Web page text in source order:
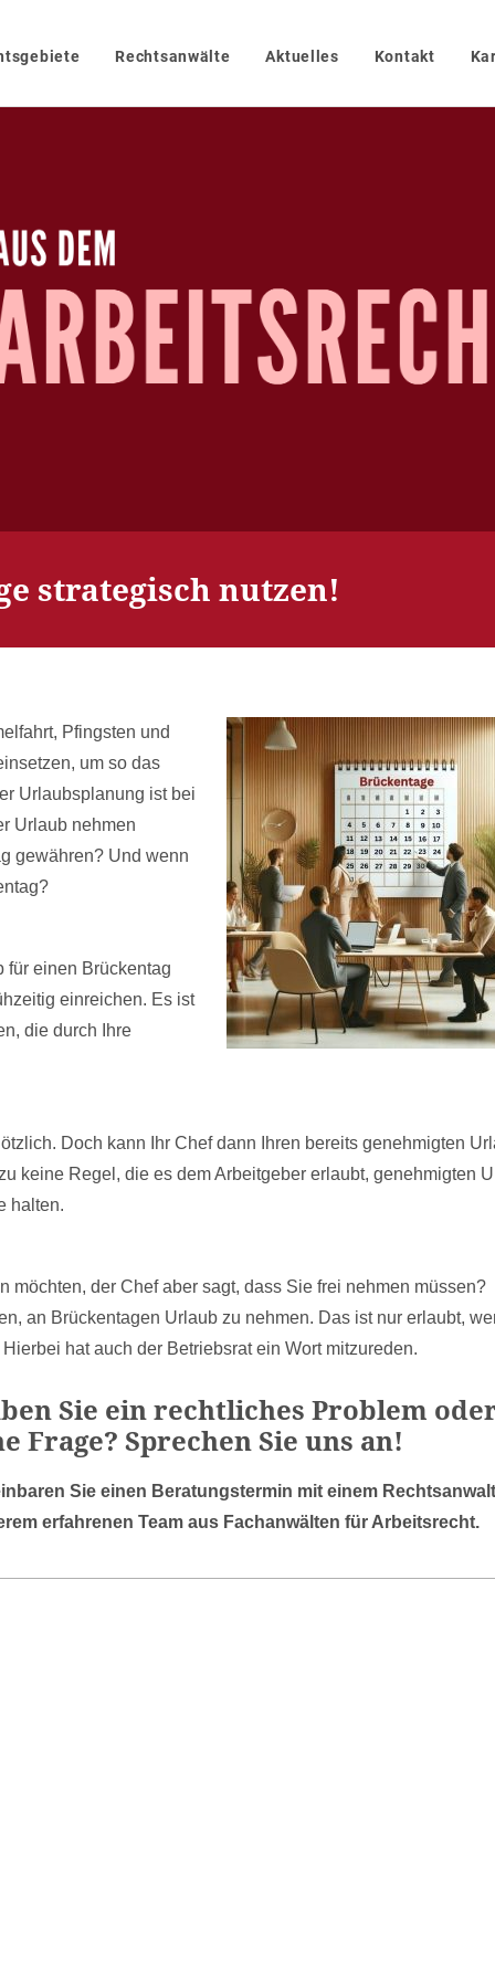
Rechtsanwälte Aktuelles Kontakt
strategisch nutzen!
Pfingsten und
um so das
Urlaubsplanung ist bei
Urlaub nehmen
gewähren? Und wenn
für einen Brückentag
einreichen. Es ist
die durch Ihre
Doch kann Ihr Chef dann Ihren bereits genehmigten
keine Regel, die es dem Arbeitgeber erlaubt, genehmigten
halten.
der Chef aber sagt, dass Sie frei nehmen müssen?
an Brückentagen Urlaub zu nehmen. Das ist nur erlaubt,
hat auch der Betriebsrat ein Wort mitzureden.
Sie ein rechtliches Problem
Frage? Sprechen Sie uns an!
Sie einen Beratungstermin mit einem
erfahrenen Team aus Fachanwälten für Arbeitsrecht.